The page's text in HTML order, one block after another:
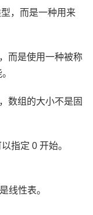
，而是一种用来
而是使用一种被称
数组的大小不是固
指定 0 开始。
线性表。